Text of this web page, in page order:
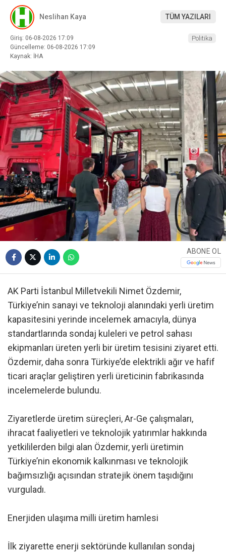
Neslihan Kaya TÜM YAZILARI
Giriş: 06-08-2026 17:09
Güncelleme: 06-08-2026 17:09
Kaynak: İHA
Politika
ABONE OL
AK Parti İstanbul Milletvekili Nimet Özdemir,
Türkiye’nin sanayi ve teknoloji alanındaki yerli üretim
kapasitesini yerinde incelemek amacıyla, dünya
standartlarında sondaj kuleleri ve petrol sahası
ekipmanları üreten yerli bir üretim tesisini ziyaret etti.
Özdemir, daha sonra Türkiye’de elektrikli ağır ve hafif
ticari araçlar geliştiren yerli üreticinin fabrikasında
incelemelerde bulundu.
Ziyaretlerde üretim süreçleri, Ar-Ge çalışmaları,
ihracat faaliyetleri ve teknolojik yatırımlar hakkında
yetkililerden bilgi alan Özdemir, yerli üretimin
Türkiye’nin ekonomik kalkınması ve teknolojik
bağımsızlığı açısından stratejik önem taşıdığını
vurguladı.
Enerjiden ulaşıma milli üretim hamlesi
İlk ziyarette enerji sektöründe kullanılan sondaj